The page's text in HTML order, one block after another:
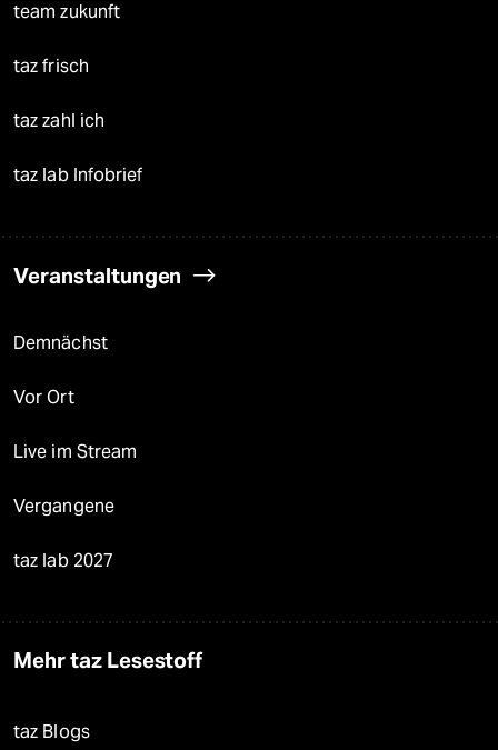
team zukunft
taz frisch
taz zahl ich
taz lab Infobrief
Veranstaltungen
Demnächst
Vor Ort
Live im Stream
Vergangene
taz lab 2027
Mehr taz Lesestoff
taz Blogs